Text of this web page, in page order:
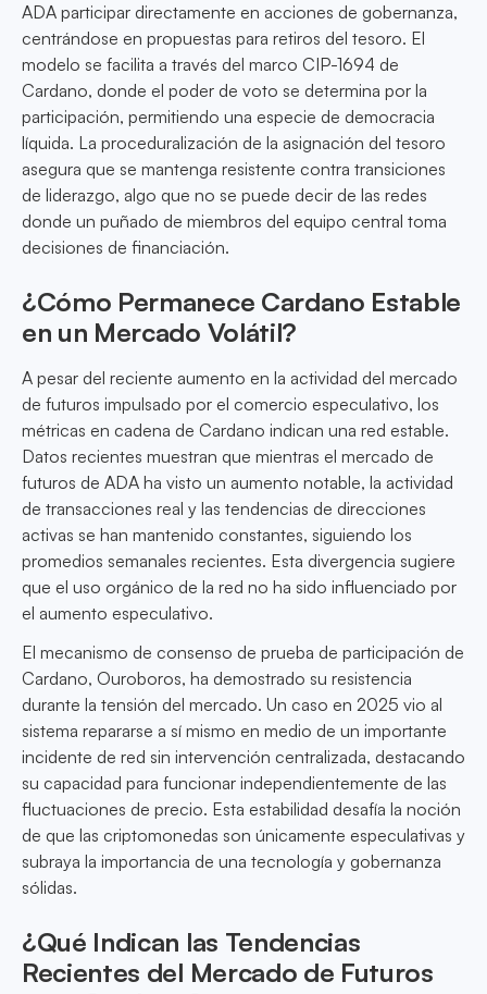
ADA participar directamente en acciones de gobernanza,
centrándose en propuestas para retiros del tesoro. El
modelo se facilita a través del marco CIP-1694 de
Cardano, donde el poder de voto se determina por la
participación, permitiendo una especie de democracia
líquida. La proceduralización de la asignación del tesoro
asegura que se mantenga resistente contra transiciones
de liderazgo, algo que no se puede decir de las redes
donde un puñado de miembros del equipo central toma
decisiones de financiación.
¿Cómo Permanece Cardano Estable
en un Mercado Volátil?
A pesar del reciente aumento en la actividad del mercado
de futuros impulsado por el comercio especulativo, los
métricas en cadena de Cardano indican una red estable.
Datos recientes muestran que mientras el mercado de
futuros de ADA ha visto un aumento notable, la actividad
de transacciones real y las tendencias de direcciones
activas se han mantenido constantes, siguiendo los
promedios semanales recientes. Esta divergencia sugiere
que el uso orgánico de la red no ha sido influenciado por
el aumento especulativo.
El mecanismo de consenso de prueba de participación de
Cardano, Ouroboros, ha demostrado su resistencia
durante la tensión del mercado. Un caso en 2025 vio al
sistema repararse a sí mismo en medio de un importante
incidente de red sin intervención centralizada, destacando
su capacidad para funcionar independientemente de las
fluctuaciones de precio. Esta estabilidad desafía la noción
de que las criptomonedas son únicamente especulativas y
subraya la importancia de una tecnología y gobernanza
sólidas.
¿Qué Indican las Tendencias
Recientes del Mercado de Futuros